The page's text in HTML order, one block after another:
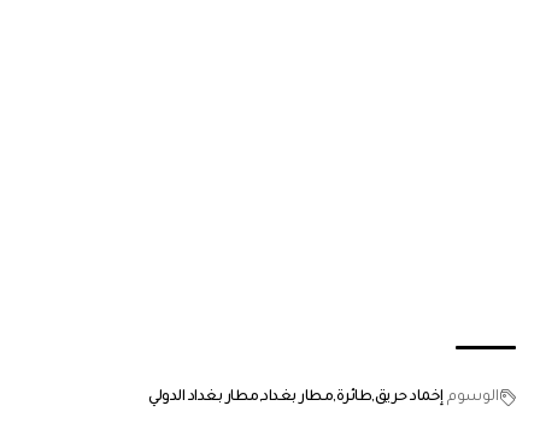
الوسوم إخماد حريقطائرةمطار بغداد مطار بغداد الدولي